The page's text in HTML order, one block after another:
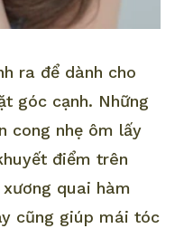
ra để dành cho
góc cạnh. Những
cong nhẹ ôm lấy
điểm trên
quai hàm
cũng giúp mái tóc